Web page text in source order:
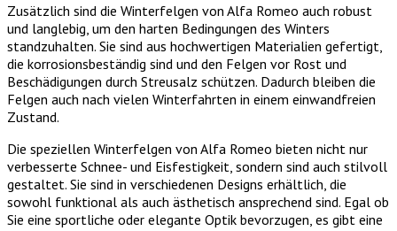
Zusätzlich sind die Winterfelgen von Alfa Romeo auch robust
und langlebig, um den harten Bedingungen des Winters
standzuhalten. Sie sind aus hochwertigen Materialien gefertigt,
die korrosionsbeständig sind und den Felgen vor Rost und
Beschädigungen durch Streusalz schützen. Dadurch bleiben die
Felgen auch nach vielen Winterfahrten in einem einwandfreien
Zustand.
Die speziellen Winterfelgen von Alfa Romeo bieten nicht nur
verbesserte Schnee- und Eisfestigkeit, sondern sind auch stilvoll
gestaltet. Sie sind in verschiedenen Designs erhältlich, die
sowohl funktional als auch ästhetisch ansprechend sind. Egal ob
Sie eine sportliche oder elegante Optik bevorzugen, es gibt eine